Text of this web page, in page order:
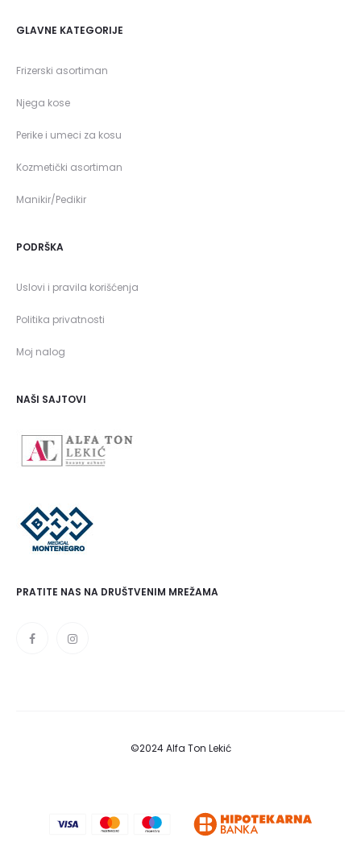
GLAVNE KATEGORIJE
Frizerski asortiman
Njega kose
Perike i umeci za kosu
Kozmetički asortiman
Manikir/Pedikir
PODRŠKA
Uslovi i pravila korišćenja
Politika privatnosti
Moj nalog
NAŠI SAJTOVI
PRATITE NAS NA DRUŠTVENIM MREŽAMA
©2024 Alfa Ton Lekić